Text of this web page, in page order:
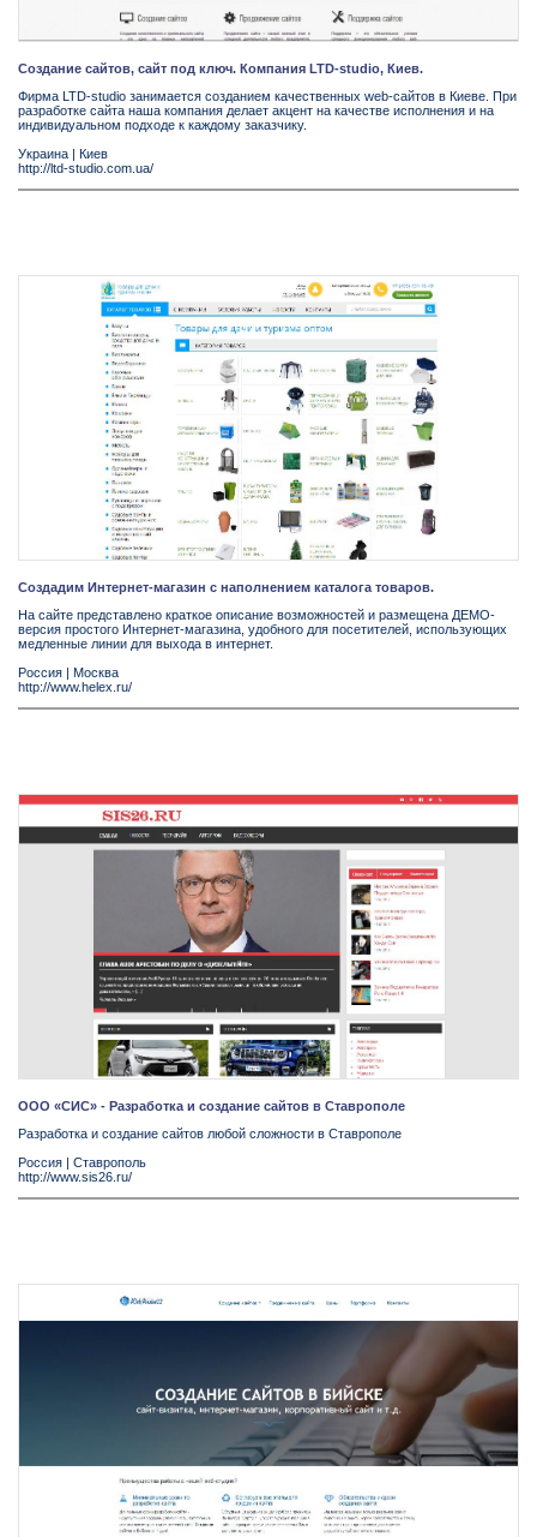
Создание сайтов, сайт под ключ. Компания LTD-studio, Киев.
Фирма LTD-studio занимается созданием качественных web-сайтов в Киеве. При
разработке сайта наша компания делает акцент на качестве исполнения и на
индивидуальном подходе к каждому заказчику.
Украина | Киев
http://ltd-studio.com.ua/
Создадим Интернет-магазин с наполнением каталога товаров.
На сайте представлено краткое описание возможностей и размещена ДЕМО-
версия простого Интернет-магазина, удобного для посетителей, использующих
медленные линии для выхода в интернет.
Россия | Москва
http://www.helex.ru/
ООО «СИС» - Разработка и создание сайтов в Ставрополе
Разработка и создание сайтов любой сложности в Ставрополе
Россия
Ставрополь
http://www.sis26.ru/